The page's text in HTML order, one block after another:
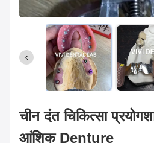
चीन दंत चिकित्सा
आंशिक Denture